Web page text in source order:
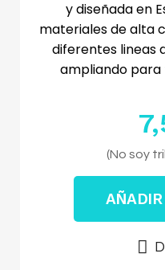
y diseñada en
materiales de alta
diferentes lineas
ampliando para
(No soy